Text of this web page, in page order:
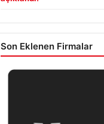
Son Eklenen Firmalar